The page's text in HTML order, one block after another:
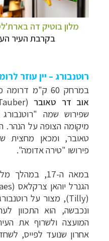
מלון בוטיק דה
בקרבת העיר
רוטנבורג – יין עוזר
במרחק 60 ק"מ דרומה משם נמצאת העיר
אוב דר טאובר (
שפירוש שמה
מיקומה הצופה על הנהר.
טאובר, ומכאן מחצית
פירושו "טירה אדומה".
במאה ה-17,
הגנרליוהאן צרקלאס (Johann Tserclaes), רוזן טילי
(
Tilly), מצור על
ונכבשה, הוא התכוון
המועצה ולשרוף את
אחרון שנועד לפייס,